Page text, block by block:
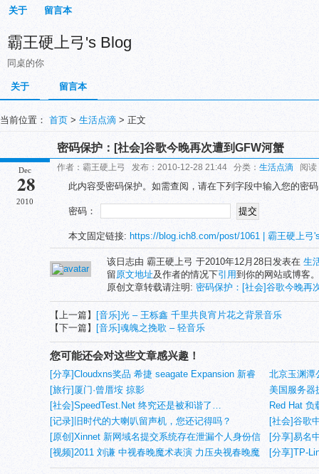
关于 留言本
霸王硬上弓's Blog
同桌的你
关于 留言本
当前位置： 首页 > 生活点滴 > 正文
密码保护：[社会]谷歌今晚再次遭到GFW河蟹
Dec
28
2010
作者：霸王硬上弓 发布：2010-12-28 21:44 分类： 生活点滴 阅读
此内容受密码保护。如需查阅，请在下列字段中输入您的密
密码：
本文固定链接: https://blog.ich8.com/post/1061 | 霸王硬上弓
该日志由 霸王硬上弓 于2010年12月28日发表在 生
留原文地址及作者的情况下引用到你的网站或博客。
原创文章转载请注明: 密码保护：[社会]谷歌今晚再
【上一篇】
[音乐]光 – 王栎鑫 千里共良宵片花之背景音乐
【下一篇】
[音乐]魂魄之挽歌 – 轻音乐
您可能还会对这些文章感兴趣！
[分享]Cloudxns奖品 希捷 seagate Expansion 新睿
翼4TB 3.5英寸移动硬盘 测试
北京玉渊潭
[旅行]厦门·曾厝垵 掠影
美国服务器
机
[社会]SpeedTest.Net 终究还是被和谐了…
Red Hat 负
[记录]旧时代的大喇叭留声机，您还记得吗？
[社会]谷歌
443端口？
[原创]Xinnet 新网域名提交系统存在泄漏个人身份信
息的可能
[分享]易名
[视频]2011 刘谦 中视春晚魔术表演 力压央视春晚魔
术！
[分享]TP-
NVR